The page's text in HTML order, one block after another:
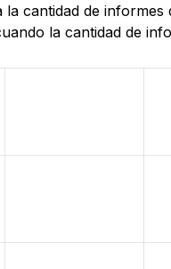
la cantidad de
la cantidad de